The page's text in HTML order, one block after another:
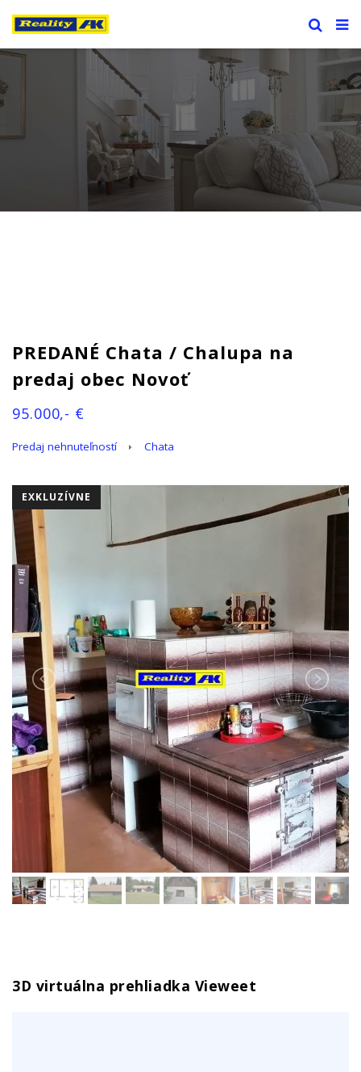
PREDANÉ Chata / Chalupa na
predaj obec Novoť
95.000,- €
Predaj nehnuteľností Chata
EXKLUZÍVNE
3D virtuálna prehliadka Vieweet